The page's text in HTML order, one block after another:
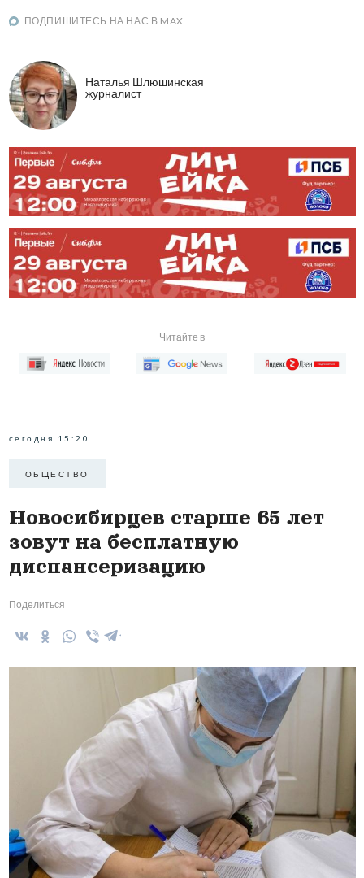
ПОДПИШИТЕСЬ НА НАС В MAX
Наталья Шлюшинская
журналист
Читайте в
сегодня 15:20
ОБЩЕСТВО
Новосибирцев старше 65 лет
зовут на бесплатную
диспансеризацию
Поделиться